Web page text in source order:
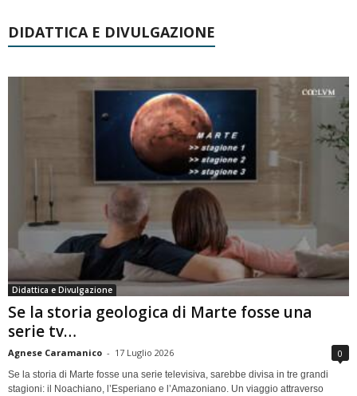
DIDATTICA E DIVULGAZIONE
Didattica e Divulgazione
Se la storia geologica di Marte fosse una
serie tv…
Agnese Caramanico - 17 Luglio 2026 0
Se la storia di Marte fosse una serie televisiva, sarebbe divisa in tre grandi
stagioni: il Noachiano, l’Esperiano e l’Amazoniano. Un viaggio attraverso